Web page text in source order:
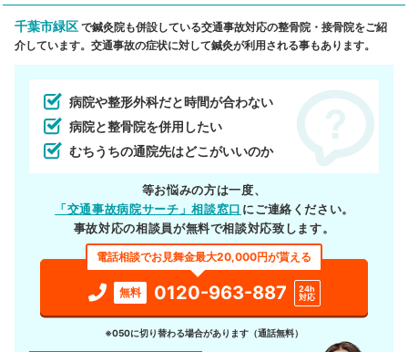
千葉市緑区 で鍼灸院も併設している交通事故対応の整骨院・接骨院をご紹
介しています。交通事故の症状に対して鍼灸が利用される事もあります。
病院や整形外科だと時間が合わない
病院と整骨院を併用したい
むちうちの通院先はどこがいいのか
等お悩みの方は一度、
「交通事故病院サーチ」相談窓口 にご連絡ください。
事故対応の相談員が無料で相談対応致します。
電話相談でお見舞金最大20,000円が貰える
無料 0120-963-887
24h
対応
※050に切り替わる場合があります（通話無料）